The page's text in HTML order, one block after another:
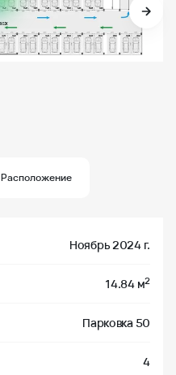
Расположение
Ноябрь 2024 г.
14.84 м2
Парковка 50
4